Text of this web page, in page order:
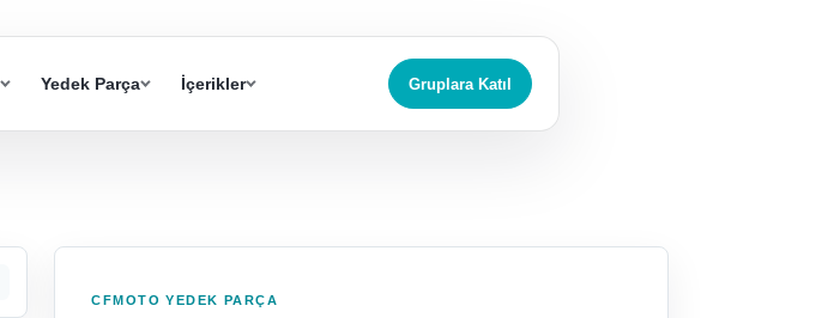
Yedek Parça İçerikler Gruplara Katıl
CFMOTO YEDEK PARÇA